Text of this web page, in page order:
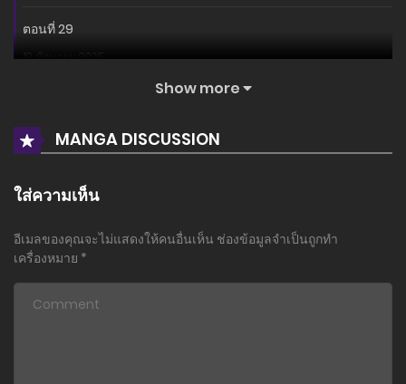
ตอนที่ 29
19 มิถุนายน 2025
ตอนที่ 27
19 มิถุนายน 2025
19 มิถุนายน 2025
Show more
MANGA DISCUSSION
ใส่ความเห็น
อีเมลของคุณจะไม่แสดงให้คนอื่นเห็น ช่องข้อมูลจำเป็นถูกทำ
เครื่องหมาย *